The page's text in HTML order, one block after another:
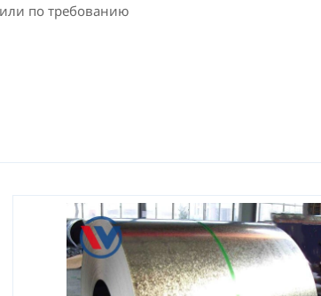
или по требованию